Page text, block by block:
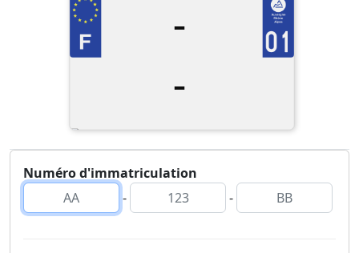
-
-
Numéro d'immatriculation
-
-